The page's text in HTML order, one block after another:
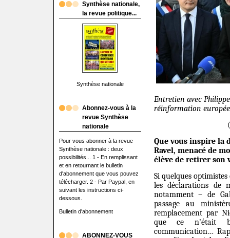
Synthèse nationale,
la revue politique...
Synthèse nationale
Abonnez-vous à la
revue Synthèse
nationale
Pour vous abonner à la revue
Synthèse nationale : deux
possibilités... 1 - En remplissant
et en retournant le bulletin
d'abonnement que vous pouvez
télécharger. 2 - Par Paypal, en
suivant les instructions ci-
dessous.
Bulletin d'abonnement
ABONNEZ-VOUS
Entretien avec
réinformation
Que vous inspire la
Ravel, menacé de
élève de retirer son
Si quelques
les déclarations de
notamment – de
passage au
remplacement par
que ce n’était
communication…